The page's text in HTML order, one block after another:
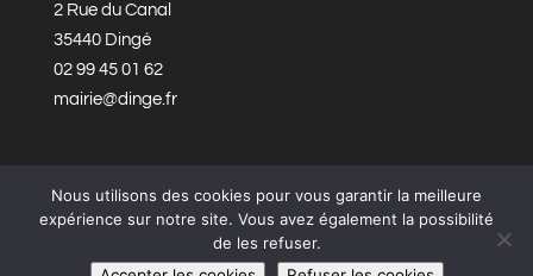
2 Rue du Canal
35440 Dingé
02 99 45 01 62
mairie@dinge.fr
Réalisation © Mairie de Dingé,Bretagne Romantique
Nous utilisons des cookies pour vous garantir la meilleure
expérience sur notre site. Vous avez également la possibilité
de les refuser.